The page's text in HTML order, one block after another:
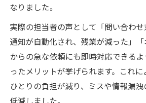
なりました。
実際の担当者の声として「問い合わ
通知が自動化され、残業が減った」
からの急な依頼にも即時対応できる
ったメリットが挙げられます。これに
ひとりの負担が減り、ミスや情報漏洩